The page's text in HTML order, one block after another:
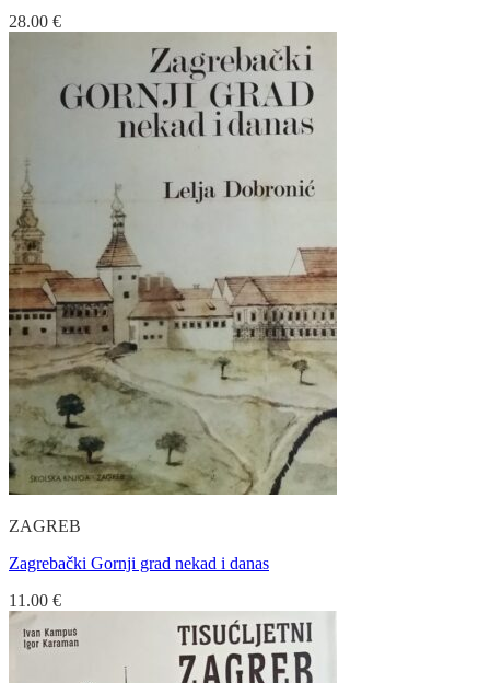
28.00 €
ZAGREB
Zagrebački Gornji grad nekad i danas
11.00 €